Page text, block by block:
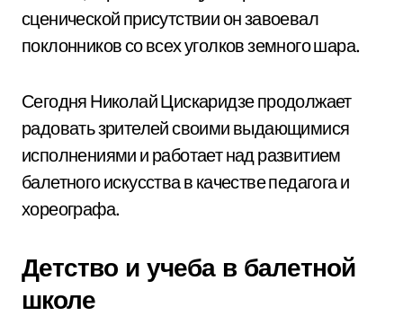
сценической присутствии он завоевал
поклонников со всех уголков земного шара.
Сегодня Николай Цискаридзе продолжает
радовать зрителей своими выдающимися
исполнениями и работает над развитием
балетного искусства в качестве педагога и
хореографа.
Детство и учеба в балетной
школе